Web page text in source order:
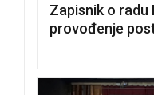
Zapisnik o radu
provođenje